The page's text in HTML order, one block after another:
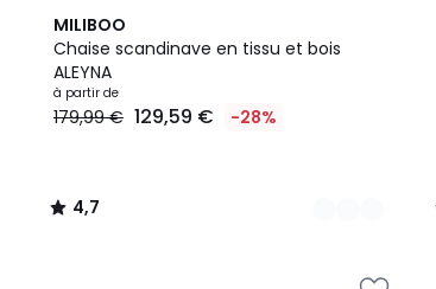
MILIBOO
Chaise scandinave en tissu et bois
ALEYNA
à partir de
179,99 € 129,59 € -28%
4,7
/ 5
3
Couleurs
4,7
/